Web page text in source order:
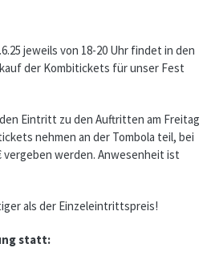
jeweils von 18-20 Uhr findet in den
der Kombitickets für unser Fest
Eintritt zu den Auftritten am Freitag
nehmen an der Tombola teil, bei
vergeben werden. Anwesenheit ist
als der Einzeleintrittspreis!
statt: